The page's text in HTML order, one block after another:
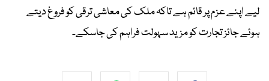
لیے اپنے عزم پر قائم ہے تاکہ ملک کی معاشی ترقی کو فروغ دیتے
ہوئے جائز تجارت کو مزید سہولت فراہم کی جاسکے۔